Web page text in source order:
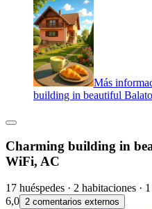
Más
building in beautiful
Charming building in
WiFi, AC
17 huéspedes · 2 habitaciones ·
6,0 2 comentarios externos